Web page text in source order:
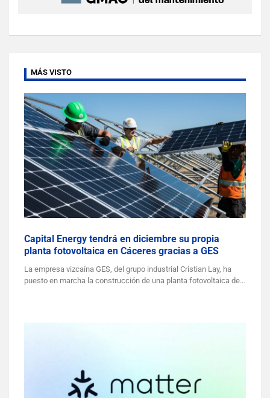
MÁS VISTO
Capital Energy tendrá en diciembre su propia
planta fotovoltaica en Cáceres gracias a GES
La empresa vizcaína GES, del grupo industrial Cristian Lay, ha
puesto en marcha la construcción de una planta fotovoltaica de…